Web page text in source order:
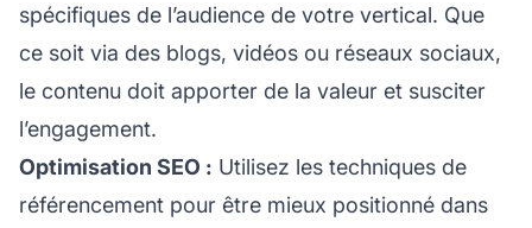
spécifiques de l’audience de votre vertical. Que
ce soit via des blogs, vidéos ou réseaux sociaux,
le contenu doit apporter de la valeur et susciter
l’engagement.
Optimisation SEO : Utilisez les techniques de
référencement pour être mieux positionné dans